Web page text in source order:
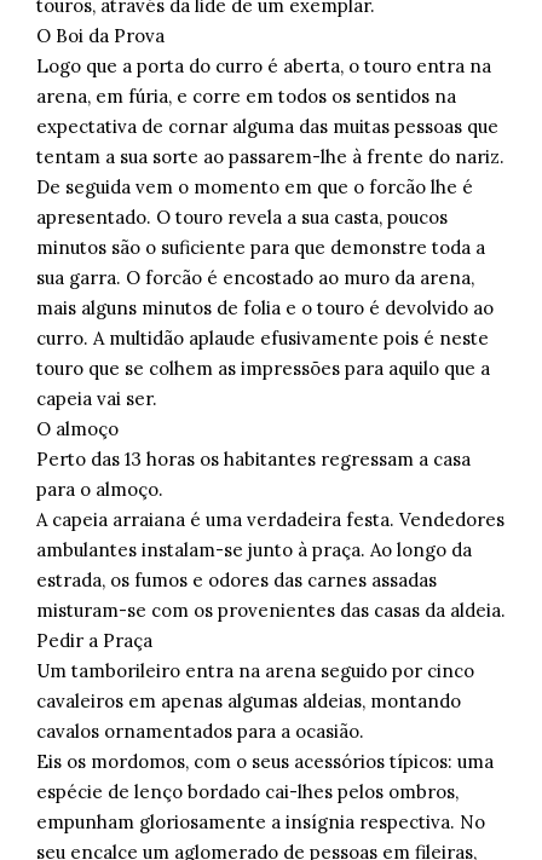
touros, através da lide de um exemplar.
O Boi da Prova
Logo que a porta do curro é aberta, o touro entra na
arena, em fúria, e corre em todos os sentidos na
expectativa de cornar alguma das muitas pessoas que
tentam a sua sorte ao passarem-lhe à frente do nariz.
De seguida vem o momento em que o forcão lhe é
apresentado. O touro revela a sua casta, poucos
minutos são o suficiente para que demonstre toda a
sua garra. O forcão é encostado ao muro da arena,
mais alguns minutos de folia e o touro é devolvido ao
curro. A multidão aplaude efusivamente pois é neste
touro que se colhem as impressões para aquilo que a
capeia vai ser.
O almoço
Perto das 13 horas os habitantes regressam a casa
para o almoço.
A capeia arraiana é uma verdadeira festa. Vendedores
ambulantes instalam-se junto à praça. Ao longo da
estrada, os fumos e odores das carnes assadas
misturam-se com os provenientes das casas da aldeia.
Pedir a Praça
Um tamborileiro entra na arena seguido por cinco
cavaleiros em apenas algumas aldeias, montando
cavalos ornamentados para a ocasião.
Eis os mordomos, com o seus acessórios típicos: uma
espécie de lenço bordado cai-lhes pelos ombros,
empunham gloriosamente a insígnia respectiva. No
seu encalce um aglomerado de pessoas em fileiras,